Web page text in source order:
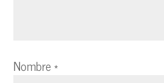
Nombre*